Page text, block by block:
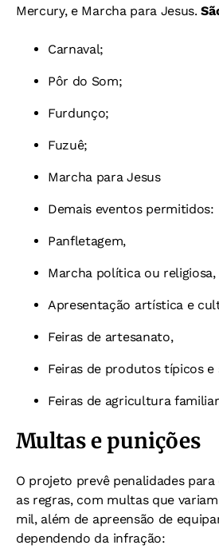
Mercury, e Marcha para Jesus.
Carnaval;
Pôr do Som;
Furdunço;
Fuzuê;
Marcha para Jesus
Demais eventos permitidos:
Panfletagem,
Marcha política ou religiosa,
Apresentação artística e
Feiras de artesanato,
Feiras de produtos típicos e
Feiras de agricultura
Multas e punições
O projeto prevê penalidades
as regras, com multas que variam
mil, além de apreensão de
dependendo da infração: